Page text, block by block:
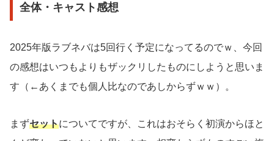
全体・キャスト感想
2025年版ラブネバは5回行く予定になってるのでｗ、今回
の感想はいつもよりもザックリしたものにしようと思いま
す（←あくまでも個人比なのであしからずｗｗ）。
まずセットについてですが、これはおそらく初演からほと